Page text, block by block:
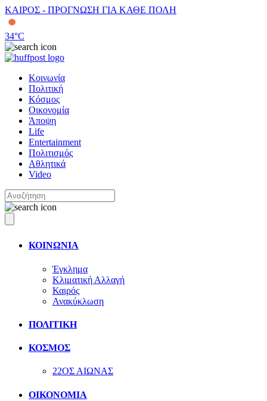
ΚΑΙΡΟΣ - ΠΡΟΓΝΩΣΗ ΓΙΑ ΚΑΘΕ ΠΟΛΗ
34°C
Κοινωνία
Πολιτική
Κόσμος
Οικονομία
Άποψη
Life
Entertainment
Πολιτισμός
Αθλητικά
Video
ΚΟΙΝΩΝΙΑ
Έγκλημα
Κλιματική Αλλαγή
Καιρός
Ανακύκλωση
ΠΟΛΙΤΙΚΗ
ΚΟΣΜΟΣ
22ΟΣ ΑΙΩΝΑΣ
ΟΙΚΟΝΟΜΙΑ